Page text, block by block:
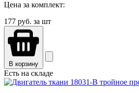
Цена за комплект:
177 руб. за шт
В корзину
Есть на складе